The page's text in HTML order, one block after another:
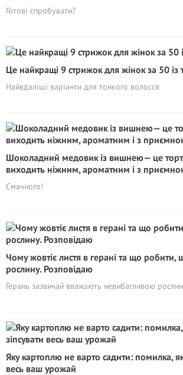
Готові спробувати?
Це найкращі 9 стрижок для жінок за 50
Найвдаліші варіанти для тонкого волосся
Шоколадний медовик із вишнею— це
виходить ніжним, ароматним і з
Смачного!
Чому жовтіє листя в герані та що робити,
рослину. Розповідаю
Герань зазвичай вважають невибагливою
Яку картоплю не варто садити: помилка,
весь ваш урожай